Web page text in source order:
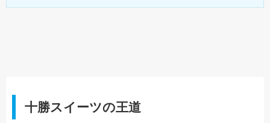
十勝スイーツの王道